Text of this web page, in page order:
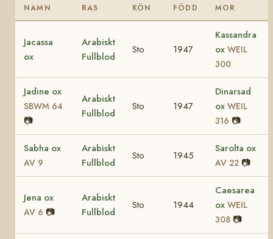
NAMN RAS KÖN FÖDD MOR
Jacassa
ox
Arabiskt
Fullblod
Sto 1947
Kassandra
ox WEIL
300
Jadine ox
SBWM 64
📷
Arabiskt
Fullblod
Sto 1947
Dinarsad
ox WEIL
316 📷
Sabha ox
AV 9
Arabiskt
Fullblod
Sto 1945
Sarolta ox
AV 22 📷
Jena ox
AV 6 📷
Arabiskt
Fullblod
Sto 1944
Caesarea
ox WEIL
308 📷